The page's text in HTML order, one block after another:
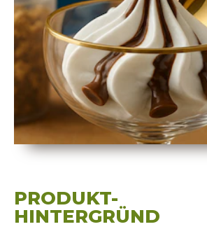
PRODUKT-
HINTERGRÜND